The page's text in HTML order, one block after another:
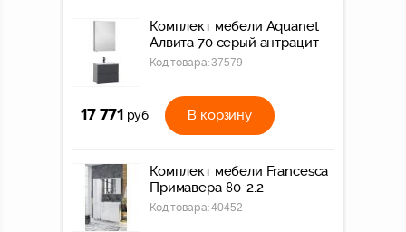
Комплект мебели Aquanet
Алвита 70 серый антрацит
Код товара:37579
17 771 руб В корзину
Комплект мебели Francesca
Примавера 80-2.2
Код товара:40452